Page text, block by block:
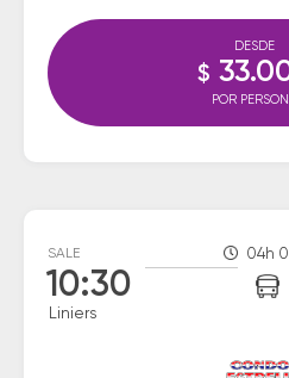
DESDE
$
POR
SALE
10:30
Liniers
04h